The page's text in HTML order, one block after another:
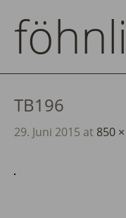
TB196
29. Juni 2015 at 850